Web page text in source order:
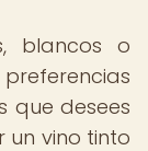
blancos o
que desees
un vino tinto